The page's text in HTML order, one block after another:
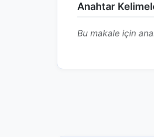
Anahtar
Bu makale için